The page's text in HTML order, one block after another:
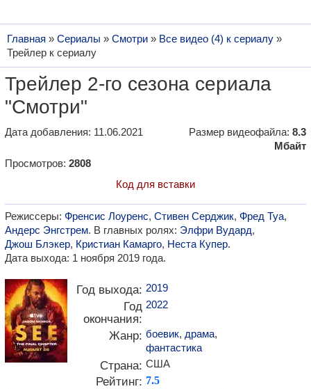
Главная » Сериалы » Смотри » Все видео (4) к сериалу »
Трейлер к сериалу
Трейлер 2-го сезона сериала
"Смотри"
Дата добавления: 11.06.2021 Размер видеофайла: 8.3
Мбайт
Просмотров: 2808
Код для вставки
Режиссеры: Френсис Лоуренс, Стивен Серджик, Фред Туа,
Андерс Энгстрем. В главных ролях: Элфри Вудард,
Джош Блэкер, Кристиан Камарго, Неста Купер.
Дата выхода: 1 ноября 2019 года.
Год выхода: 2019
Год
окончания:
2022
Жанр: боевик, драма,
фантастика
Страна: США
Рейтинг: 7.5